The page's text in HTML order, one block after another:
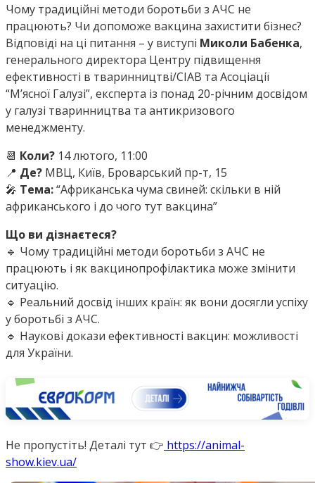
Чому традиційні методи боротьби з АЧС не
працюють? Чи допоможе вакцина захистити бізнес?
Відповіді на ці питання – у виступі Миколи Бабенка,
генерального директора Центру підвищення
ефективності в тваринництві/СІАВ та Асоціації
“М’ясної Галузі”, експерта із понад 20-річним досвідом
у галузі тваринництва та антикризового
менеджменту.
📆 Коли? 14 лютого, 11:00
📍 Де? МВЦ, Київ, Броварський пр-т, 15
🎤 Тема:“Африканська чума свиней: скільки в ній
африканського і до чого тут вакцина”
Що ви дізнаєтеся?
🔹 Чому традиційні методи боротьби з АЧС не
працюють і як вакцинопрофілактика може змінити
ситуацію.
🔹 Реальний досвід інших країн: як вони досягли успіху
у боротьбі з АЧС.
🔹 Наукові докази ефективності вакцин: можливості
для України.
Не пропустіть! Деталі тут 👉 https://animal-
show.kiev.ua/